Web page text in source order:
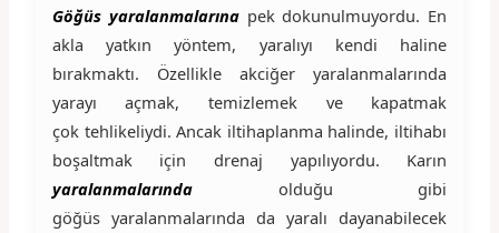
Göğüs yaralanmalarınapek dokunulmuyordu. En
akla yatkın yöntem, yaralıyı kendi haline
bırakmaktı. Özellikle akciğer yaralanmalarında
yarayı açmak, temizlemek ve kapatmak
çok tehlikeliydi. Ancak iltihaplanma halinde, iltihabı
boşaltmak için drenaj yapılıyordu. Karın
yaralanmalarındaolduğu gibi
göğüs yaralanmalarında da yaralı dayanabilecek